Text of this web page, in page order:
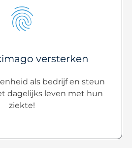
versterken
als bedrijf en steun
dagelijks leven met hun
ziekte!